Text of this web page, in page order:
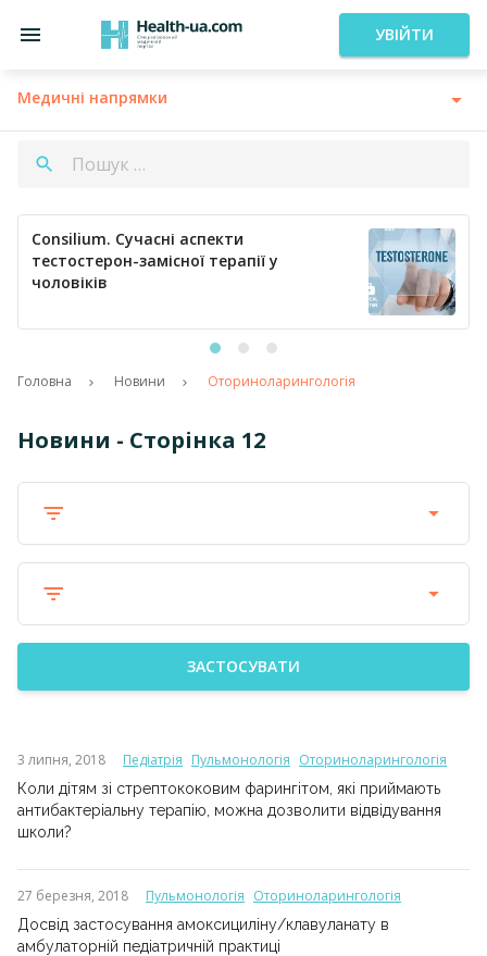
УВІЙТИ
Медичні напрямки
Consilium. Кардіологія сьогодні:
профілактика тромбозів та ефективна
регуляція артеріального тиску
Головна Новини Оториноларингологія
Новини - Сторінка 12
ЗАСТОСУВАТИ
3 липня, 2018 Педіатрія Пульмонологія Оториноларингологія
Коли дітям зі стрептококовим фарингітом, які приймають
антибактеріальну терапію, можна дозволити відвідування
школи?
27 березня, 2018 Пульмонологія Оториноларингологія
Досвід застосування амоксициліну/клавуланату в
амбулаторній педіатричній практиці